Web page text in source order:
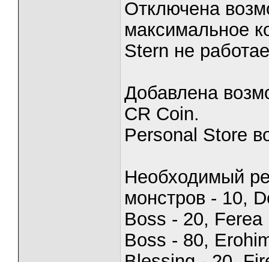
Отключена
максимальное
Stern не
Добавлена
CR Coin.
Personal Store
Необходимый
монстров - 10,
Boss - 20,
Boss - 80,